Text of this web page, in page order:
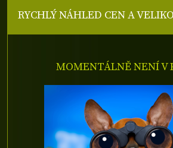
RYCHLÝ NÁHLED CEN A
MOMENTÁLNĚ NENÍ V